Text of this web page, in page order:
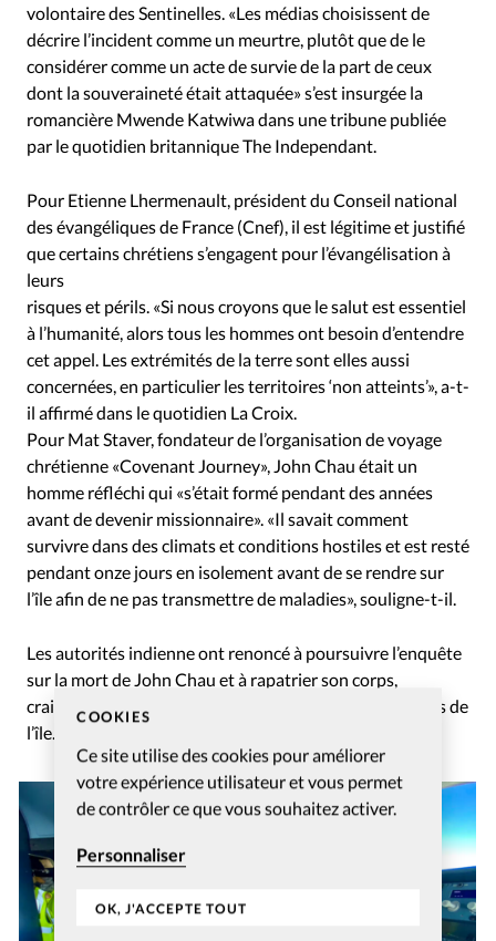
COOKIES
Ce site utilise des cookies pour améliorer
votre expérience utilisateur et vous permet
de contrôler ce que vous souhaitez activer.
Personnaliser
OK, J'ACCEPTE TOUT
volontaire des Sentinelles. «Les médias choisissent de
décrire l’incident comme un meurtre, plutôt que de le
considérer comme un acte de survie de la part de ceux
dont la souveraineté était attaquée» s’est insurgée la
romancière Mwende Katwiwa dans une tribune publiée
par le quotidien britannique The Independant.
Pour Etienne Lhermenault, président du Conseil national
des évangéliques de France (Cnef), il est légitime et justifié
que certains chrétiens s’engagent pour l’évangélisation à
leurs
risques et périls. «Si nous croyons que le salut est essentiel
à l’humanité, alors tous les hommes ont besoin d’entendre
cet appel. Les extrémités de la terre sont elles aussi
concernées, en particulier les territoires ‘non atteints’», a-t-
il affirmé dans le quotidien La Croix.
Pour Mat Staver, fondateur de l’organisation de voyage
chrétienne «Covenant Journey», John Chau était un
homme réfléchi qui «s’était formé pendant des années
avant de devenir missionnaire». «Il savait comment
survivre dans des climats et conditions hostiles et est resté
pendant onze jours en isolement avant de se rendre sur
l’île afin de ne pas transmettre de maladies», souligne-t-il.
Les autorités indienne ont renoncé à poursuivre l’enquête
sur la mort de John Chau et à rapatrier son corps,
craignant des réactions hostiles de la part des habitants de
l’île.